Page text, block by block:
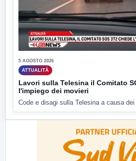
5 AGOSTO 2026
ATTUALITÀ
Lavori sulla Telesina il Comitato
l'impiego dei movieri
Code e disagi sulla Telesina a causa